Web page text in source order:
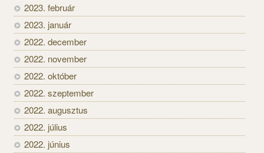
2023. február
2023. január
2022. december
2022. november
2022. október
2022. szeptember
2022. augusztus
2022. július
2022. június